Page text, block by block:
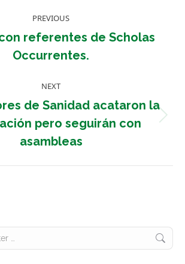
PREVIOUS
Previous
post:
referentes de Scholas
Occurrentes.
NEXT
Next
post:
de Sanidad acataron la
pero seguirán con
asambleas